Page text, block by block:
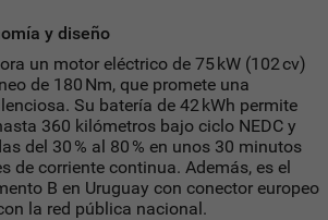
y diseño
un motor eléctrico de 75 kW (102 cv)
de 180 Nm, que promete una
Su batería de 42 kWh permite
360 kilómetros bajo ciclo NEDC y
del 30 % al 80 % en unos 30 minutos
de corriente continua. Además, es el
B en Uruguay con conector europeo
la red pública nacional.